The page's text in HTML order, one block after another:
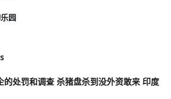
园
的处罚和调查 杀猪盘杀到没外资敢来 印度